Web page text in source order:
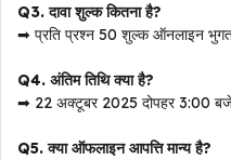
Q3. दावा शुल्क कितना है?
➡ प्रति प्रश्न ₹50 शुल्क ऑनलाइन
Q4. अंतिम तिथि क्या है?
➡ 22 अक्टूबर 2025 दोपहर 3:00 बजे
Q5. क्या ऑफलाइन आपत्ति मान्य है?